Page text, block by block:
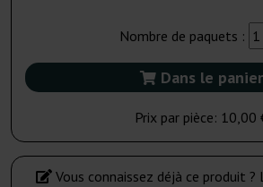
Nombre de paquets :
Dans le panier
Prix par pièce: 10,00
Vous connaissez déjà ce produit ?